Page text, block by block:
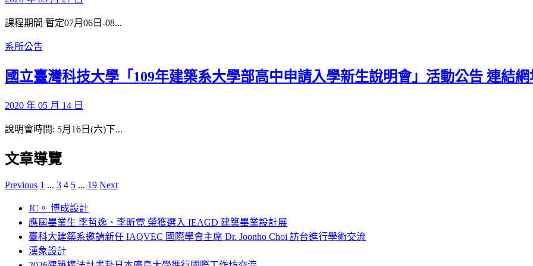
課程期間 暫定07月06日-08...
系所公告
國立臺灣科技大學「109年建築系大學部高中申請入學新生說明會」活動公告 連結網
2020 年 05 月 14 日
說明會時間: 5月16日(六)下...
文章導覽
Previous 1 ... 3 4 5 ... 19 Next
JC。 博成設計
應屆畢業生 李哲逸、李昕霓 榮獲選入 IEAGD 建築畢業設計展
臺科大建築系邀請新任 IAQVEC 國際學會主席 Dr. Joonho Choi 訪台進行學術交流
漢象設計